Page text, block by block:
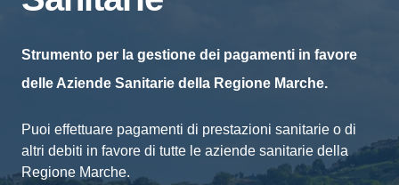
Strumento per la gestione dei pagamenti in favore
delle Aziende Sanitarie della Regione Marche.
Puoi effettuare pagamenti di prestazioni sanitarie o di
altri debiti in favore di tutte le aziende sanitarie della
Regione Marche.